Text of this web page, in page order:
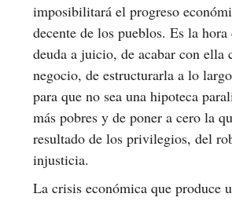
imposibilitará el progreso
decente de los pueblos. Es la
deuda a juicio, de acabar con ella
negocio, de estructurarla a lo
para que no sea una hipoteca
más pobres y de poner a cero la
resultado de los privilegios, del
injusticia.
La crisis económica que produce